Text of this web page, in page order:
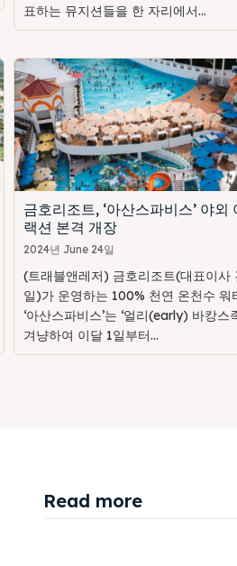
표하는 뮤지션들을 한 자리에서...
금호리조트, ‘아산스파비스’ 야외
랙션 본격 개장
2024년 June 24일
(트래블앤레저) 금호리조트(대표이사
일)가 운영하는 100% 천연 온천수 워
‘아산스파비스’는 ‘얼리(early) 바캉스
겨냥하여 이달 1일부터...
Read more